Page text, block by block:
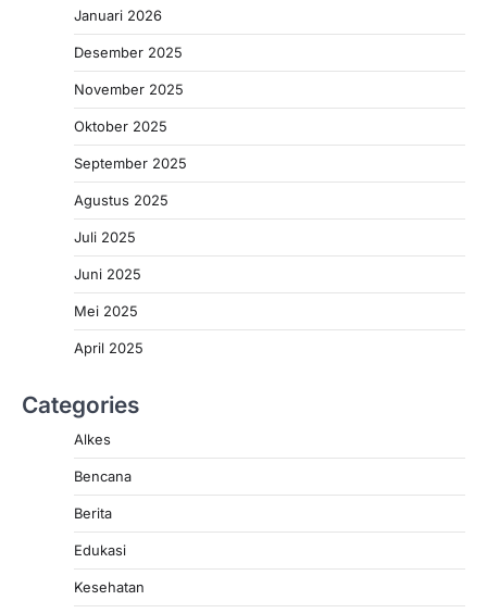
Januari 2026
Desember 2025
November 2025
Oktober 2025
September 2025
Agustus 2025
Juli 2025
Juni 2025
Mei 2025
April 2025
Categories
Alkes
Bencana
Berita
Edukasi
Kesehatan